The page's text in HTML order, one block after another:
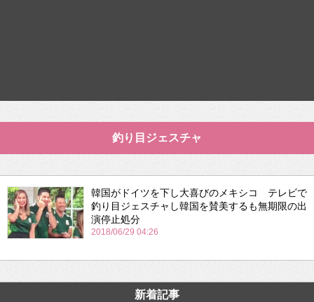
釣り目ジェスチャ
韓国がドイツを下し大喜びのメキシコ テレビで
釣り目ジェスチャし韓国を賛美するも無期限の出
演停止処分
2018/06/29 04:26
新着記事